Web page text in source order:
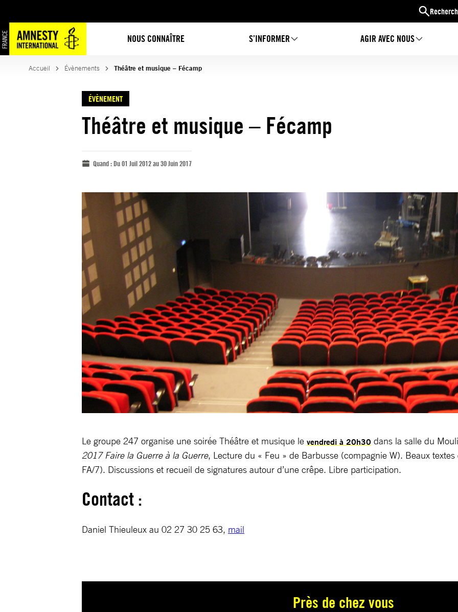
NOUS CONNAÎTRE S’INFORMER AGIR AVEC NOUS
Accueil Évènements Théâtre et musique – Fécamp
ÉVÈNEMENT
Théâtre et musique – Fécamp
Quand :Du 01 Juil 2012 au 30 Juin 2017
Le groupe 247 organise une soirée Théâtre et musique le vendredi à 20h30 dans la salle du
2017 Faire la Guerre à la Guerre, Lecture du « Feu » de Barbusse (compagnie W). Beaux
FA/7). Discussions et recueil de signatures autour d’une crêpe. Libre participation.
Contact :
Daniel Thieuleux au 02 27 30 25 63, mail
Près de chez vous